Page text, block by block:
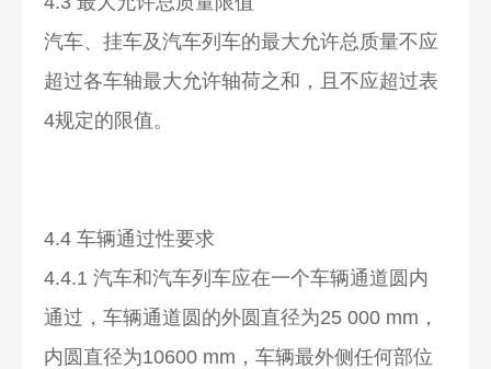
汽车、挂车及汽车列车的最大允许总质量不应
超过各车轴最大允许轴荷之和，且不应超过表
4规定的限值。
4.4 车辆通过性要求
4.4.1 汽车和汽车列车应在一个车辆通道圆内
通过，车辆通道圆的外圆直径为25 000 mm，
内圆直径为10600 mm，车辆最外侧任何部位